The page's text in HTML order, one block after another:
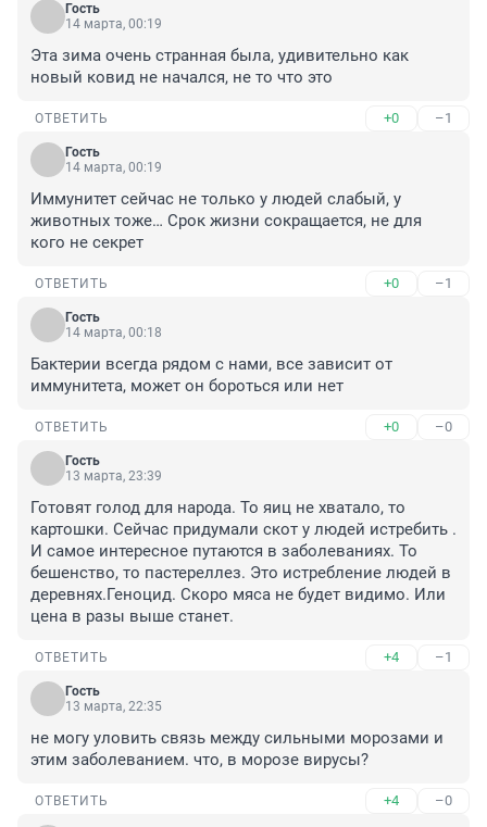
Гость
14 марта, 00:19
Эта зима очень странная была, удивительно как
новый ковид не начался, не то что это
ОТВЕТИТЬ +0 –1
Гость
14 марта, 00:19
Иммунитет сейчас не только у людей слабый, у
животных тоже… Срок жизни сокращается, не для
кого не секрет
ОТВЕТИТЬ +0 –1
Гость
14 марта, 00:18
Бактерии всегда рядом с нами, все зависит от
иммунитета, может он бороться или нет
ОТВЕТИТЬ +0 –0
Гость
13 марта, 23:39
Готовят голод для народа. То яиц не хватало, то
картошки. Сейчас придумали скот у людей истребить .
И самое интересное путаются в заболеваниях. То
бешенство, то пастереллез. Это истребление людей в
деревнях.Геноцид. Скоро мяса не будет видимо. Или
цена в разы выше станет.
ОТВЕТИТЬ +4 –1
Гость
13 марта, 22:35
не могу уловить связь между сильными морозами и
этим заболеванием. что, в морозе вирусы?
ОТВЕТИТЬ +4 –0